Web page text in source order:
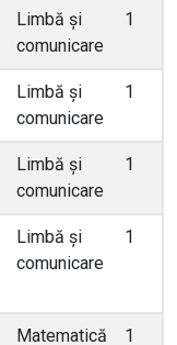
Limbă și
comunicare
1
Limbă și
comunicare
1
Limbă și
comunicare
1
Limbă și
comunicare
1
Matematică 1